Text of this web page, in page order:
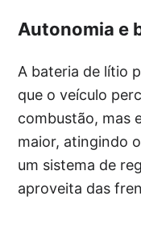
Autonomia e
A bateria de lítio
que o veículo
combustão, mas
maior, atingindo
um sistema de
aproveita das